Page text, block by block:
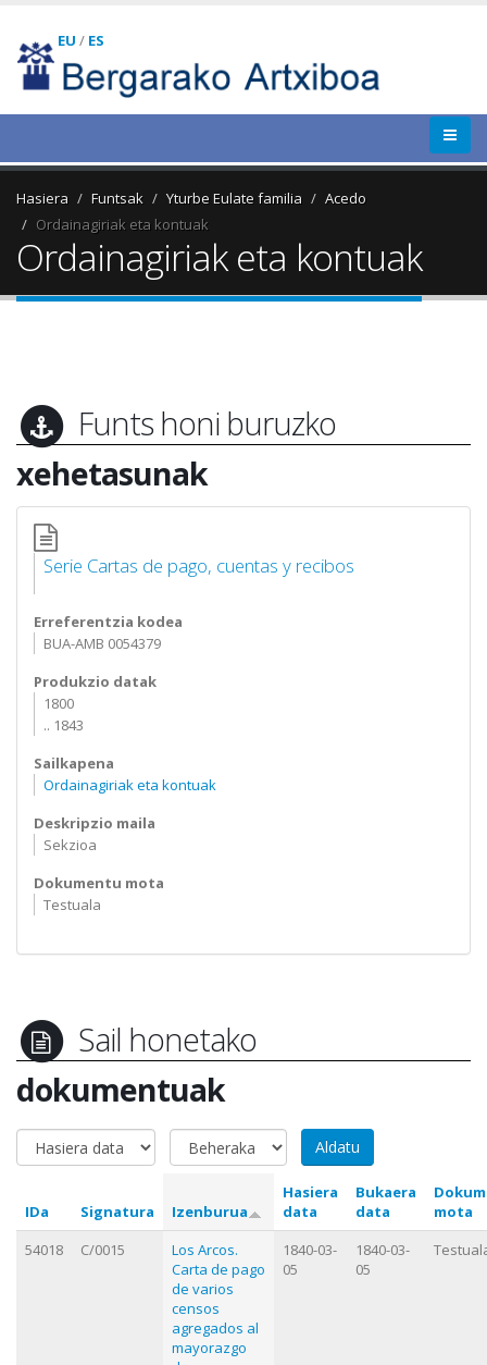
EU / ES
Hasiera Funtsak Yturbe Eulate familia
Acedo
Ordainagiriak eta kontuak
Ordainagiriak eta kontuak
Funts honi buruzko
xehetasunak
Serie Cartas de pago, cuentas y recibos
Erreferentzia kodea
BUA-AMB 0054379
Produkzio datak
1800
.. 1843
Sailkapena
Ordainagiriak eta kontuak
Deskripzio maila
Sekzioa
Dokumentu mota
Testuala
Sail honetako
dokumentuak
IDa Signatura Izenburua
Hasiera
data
Bukaera
data
mota
54018
C/0015
Los Arcos.
Carta de pago
de varios
censos
agregados al
mayorazgo
1840-03-
05
1840-03-
05